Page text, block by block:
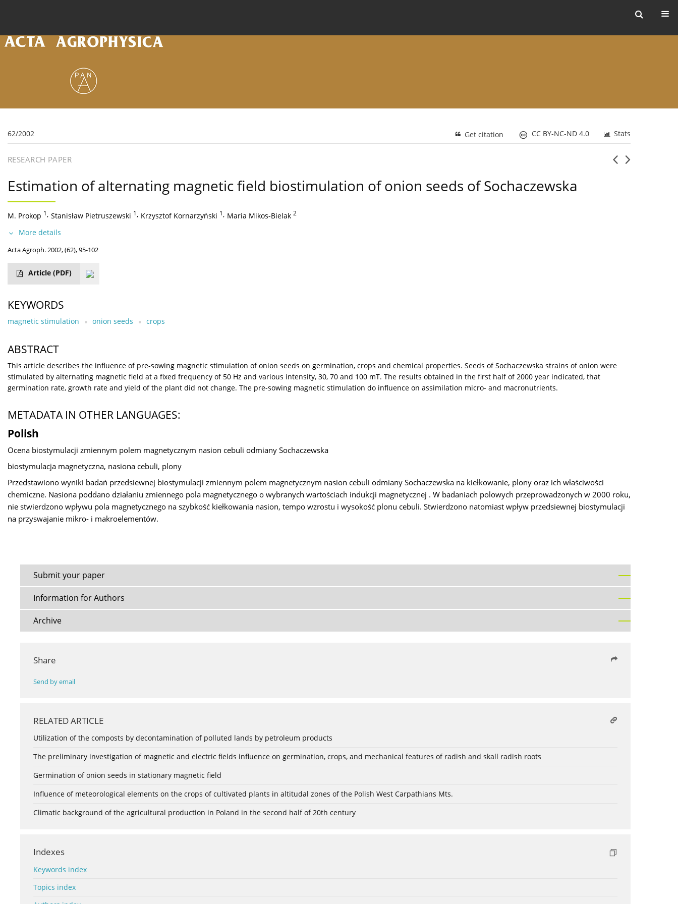
62/2002 Stats
CC BY-NC-ND 4.0
Get citation
RESEARCH PAPER
Estimation of alternating magnetic field biostimulation of onion seeds of Sochaczewska
M. Prokop 1, Stanisław Pietruszewski 1, Krzysztof Kornarzyński 1, Maria Mikos-Bielak 2
More details
Acta Agroph. 2002, (62), 95-102
Article (PDF)
KEYWORDS
magnetic stimulation onion seeds crops
ABSTRACT
This article describes the influence of pre-sowing magnetic stimulation of onion seeds on germination, crops and chemical properties. Seeds of Sochaczewska strains of onion were
stimulated by alternating magnetic field at a fixed frequency of 50 Hz and various intensity, 30, 70 and 100 mT. The results obtained in the first half of 2000 year indicated, that
germination rate, growth rate and yield of the plant did not change. The pre-sowing magnetic stimulation do influence on assimilation micro- and macronutrients.
METADATA IN OTHER LANGUAGES:
Polish
Ocena biostymulacji zmiennym polem magnetycznym nasion cebuli odmiany Sochaczewska
biostymulacja magnetyczna, nasiona cebuli, plony
Przedstawiono wyniki badań przedsiewnej biostymulacji zmiennym polem magnetycznym nasion cebuli odmiany Sochaczewska na kiełkowanie, plony oraz ich właściwości
chemiczne. Nasiona poddano działaniu zmiennego pola magnetycznego o wybranych wartościach indukcji magnetycznej . W badaniach polowych przeprowadzonych w 2000 roku,
nie stwierdzono wpływu pola magnetycznego na szybkość kiełkowania nasion, tempo wzrostu i wysokość plonu cebuli. Stwierdzono natomiast wpływ przedsiewnej biostymulacji
na przyswajanie mikro- i makroelementów.
Submit your paper
Information for Authors
Archive
Share
Send by email
RELATED ARTICLE
Utilization of the composts by decontamination of polluted lands by petroleum products
The preliminary investigation of magnetic and electric fields influence on germination, crops, and mechanical features of radish and skall radish roots
Germination of onion seeds in stationary magnetic field
Influence of meteorological elements on the crops of cultivated plants in altitudal zones of the Polish West Carpathians Mts.
Climatic background of the agricultural production in Poland in the second half of 20th century
Indexes
Keywords index
Topics index